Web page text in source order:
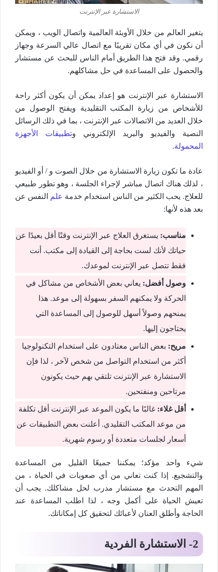
الاستشارة عبر الإنترنت
يتغير العالم من خلال الأوبئة العالمية واتصال الويب ، ويمكن
أن نكون في أي مكان تقريبًا مع اتصال عالي السرعة وجهاز
رقمي. وقد فتح هذا الطريق أمام الناس للبحث عن مستشار
والحصول على المساعدة في حل مشاكلهم.
الاستشارة عبر الإنترنت هو إعداد يمكن أن يكون أكثر راحة
للأشخاص من زيارة المكتب التقليدية ويفتح الوصول من
خلال العديد من الاتصالات عبر الإنترنت ، بما في ذلك الرسائل
النصية والفيديو والبريد الإلكتروني وتطبيقات الأجهزة
المحمولة.
عادة ما تكون زيارة الاستشارة من خلال الصوت و / أو الفيديو
، لذلك هناك اتصال مباشر لإجراء الجلسة ، وهو تطور طبيعي
للعلاج. يحب الكثير من الناس استخدام خدمة علم
النفس عن
بعد هذه لأنها:
مناسب: يستغرق العلاج عبر الإنترنت وقتًا أقل بعيدًا عن
حياتك لأنك لست بحاجة إلى القيادة إلى مكتب. أنت
فقط تتصل عبر الإنترنت لموعدك.
وصول أفضل: يعاني بعض الأشخاص من مشاكل في
الحركة ولا يمكنهم السفر بسهولة إلى موعد. هذا
يمنحهم وصولاً أسهل للوصول إلى المساعدة التي
يحتاجون إليها.
مريح: بعض الناس معتادون على استخدام التكنولوجيا
أكثر من استخدام التواصل من شخص لآخر ، لذا فإن
الاستشارة عبر الإنترنت تلتقي بهم حيث يكونون
مرتاحين ومنفتحين.
أقل غلاء: غالبًا ما يكون الموعد عبر الإنترنت أقل تكلفة
من موعد المكتب التقليدي. أعلنت بعض التطبيقات عن
أسعار لجلسات متعددة أو رسوم شهرية.
شيء واحد مؤكد؛ يمكننا جميعًا القليل من المساعدة
والتشجيع. إذا كنت تعاني من أي صعوبات في الحياة ، من
المهم التحدث مع مستشار مدرب لحل مشاكلك. يجب أن
تعيش الحياة على أكمل وجه ، لذا اطلب المساعدة عند
الحاجة وأطلق العنان لأعبائك لتحقيق كل إمكاناتك.
2- الاستشارة الفردية